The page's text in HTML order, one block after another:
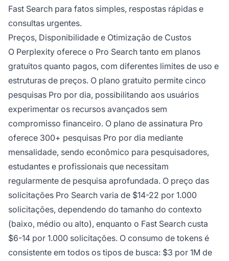
Fast Search para fatos simples, respostas rápidas e
consultas urgentes.
Preços, Disponibilidade e Otimização de Custos
O Perplexity oferece o Pro Search tanto em planos
gratuitos quanto pagos, com diferentes limites de uso e
estruturas de preços. O plano gratuito permite cinco
pesquisas Pro por dia, possibilitando aos usuários
experimentar os recursos avançados sem
compromisso financeiro. O plano de assinatura Pro
oferece 300+ pesquisas Pro por dia mediante
mensalidade, sendo econômico para pesquisadores,
estudantes e profissionais que necessitam
regularmente de pesquisa aprofundada. O preço das
solicitações Pro Search varia de $14-22 por 1.000
solicitações, dependendo do tamanho do contexto
(baixo, médio ou alto), enquanto o Fast Search custa
$6-14 por 1.000 solicitações. O consumo de tokens é
consistente em todos os tipos de busca: $3 por 1M de